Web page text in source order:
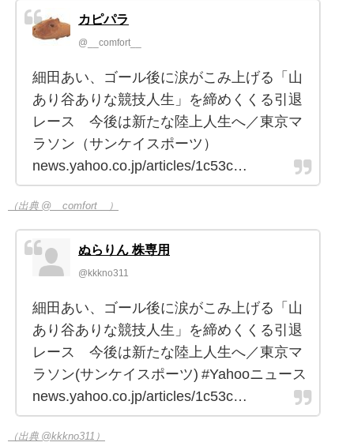
カピパラ
@__comfort__
細田あい、ゴール後に涙がこみ上げる「山
あり谷ありな競技人生」を締めくくる引退
レース 今後は新たな陸上人生へ／東京マ
ラソン（サンケイスポーツ）
news.yahoo.co.jp/articles/1c53c…
（出典 @__comfort__）
ぬらりん 株専用
@kkkno311
細田あい、ゴール後に涙がこみ上げる「山
あり谷ありな競技人生」を締めくくる引退
レース 今後は新たな陸上人生へ／東京マ
ラソン(サンケイスポーツ) #Yahooニュース
news.yahoo.co.jp/articles/1c53c…
（出典 @kkkno311）